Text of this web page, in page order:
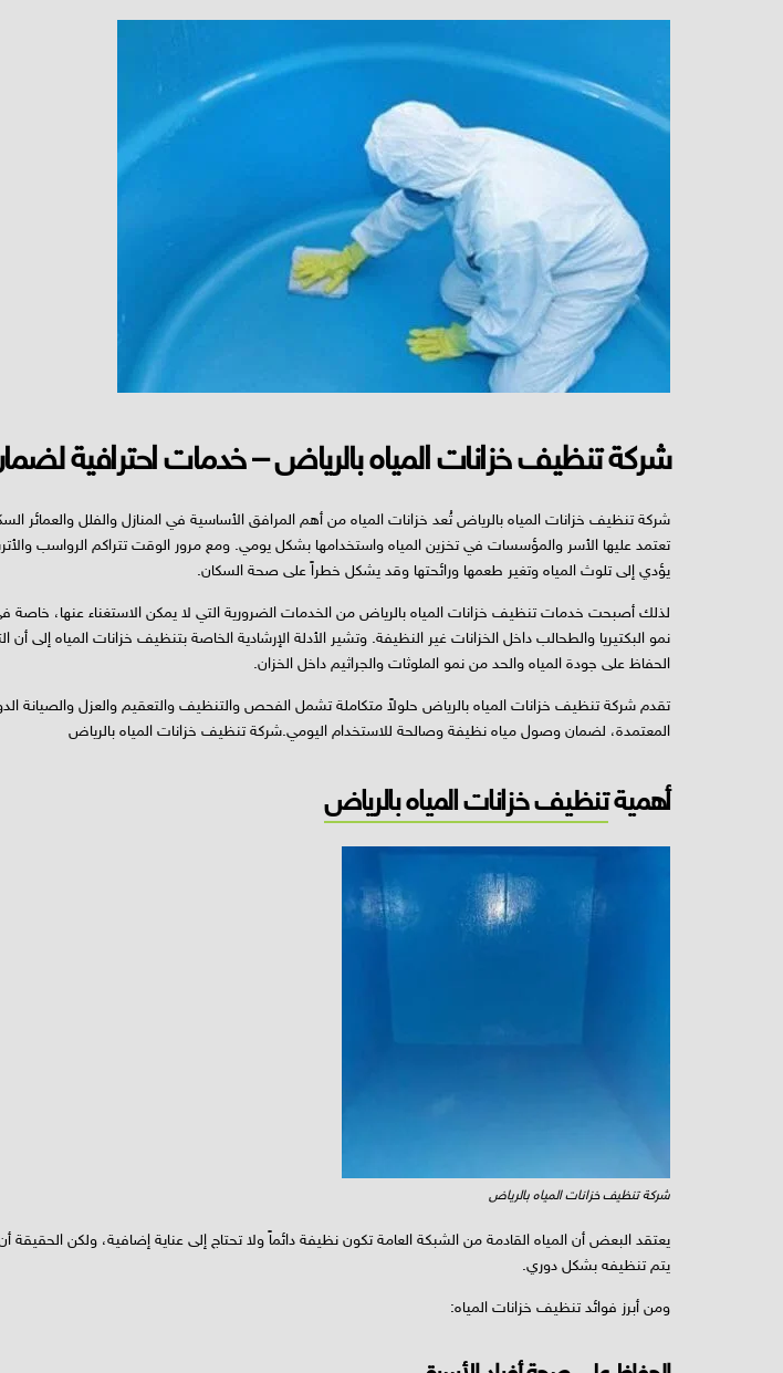
شركة تنظيف خزانات المياه بالرياض – خدمات احترافية
شركة تنظيف خزانات المياه بالرياض تُعد خزانات المياه من أهم المرافق الأساسية في المنازل والفلل والعمائر
تعتمد عليها الأسر والمؤسسات في تخزين المياه واستخدامها بشكل يومي. ومع مرور الوقت تتراكم الرواسب
يؤدي إلى تلوث المياه وتغير طعمها ورائحتها وقد يشكل خطراً على صحة السكان.
لذلك أصبحت خدمات تنظيف خزانات المياه بالرياض من الخدمات الضرورية التي لا يمكن الاستغناء عنها، خاصة
نمو البكتيريا والطحالب داخل الخزانات غير النظيفة. وتشير الأدلة الإرشادية الخاصة بتنظيف خزانات المياه إلى
الحفاظ على جودة المياه والحد من نمو الملوثات والجراثيم داخل الخزان.
تقدم شركة تنظيف خزانات المياه بالرياض حلولاً متكاملة تشمل الفحص والتنظيف والتعقيم والعزل والصيانة
المعتمدة، لضمان وصول مياه نظيفة وصالحة للاستخدام اليومي.شركة تنظيف خزانات المياه بالرياض
أهميةتنظيف خزانات المياه بالرياض
شركة تنظيف خزانات المياه بالرياض
يعتقد البعض أن المياه القادمة من الشبكة العامة تكون نظيفة دائماً ولا تحتاج إلى عناية إضافية، ولكن
يتم تنظيفه بشكل دوري.
ومن أبرز فوائد تنظيف خزانات المياه: